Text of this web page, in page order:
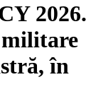
2026.
militare
în